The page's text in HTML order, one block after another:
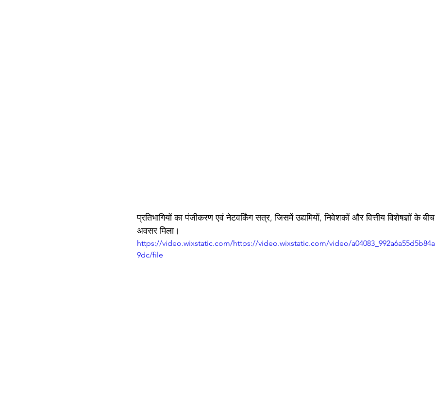
प्रतिभागियों का पंजीकरण एवं नेटवर्किंग सत्र, जिसमें उद्यमियों, निवेशकों और वित्तीय विशेषज्ञों के
अवसर मिला।
https://video.wixstatic.com/https://video.wixstatic.com/video/
9dc/file